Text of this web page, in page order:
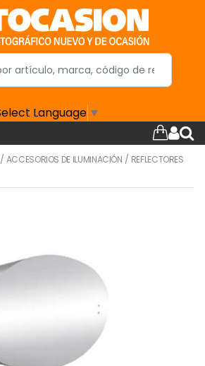
Language ▼
ACCESORIOS DE ILUMINACIÓN / REFLECTORES